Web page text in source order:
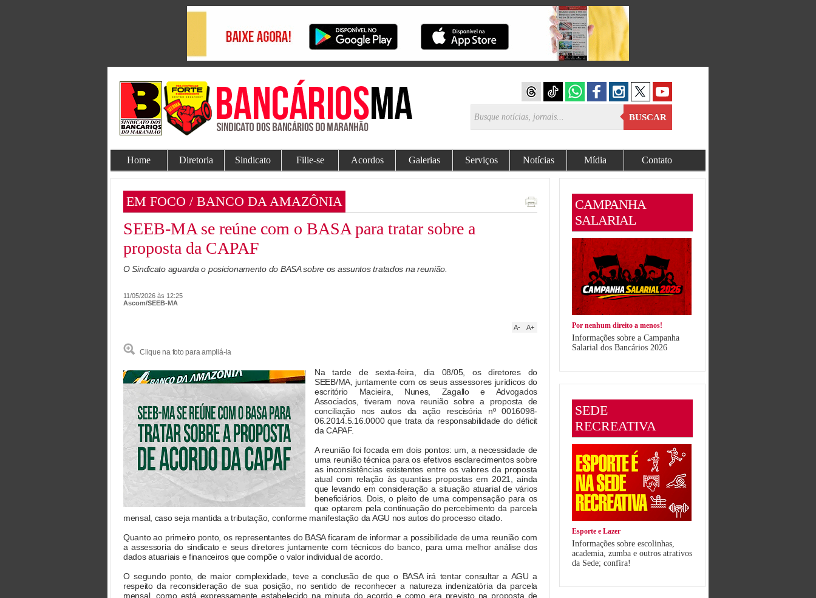
BUSCAR
Home Diretoria Sindicato Filie-se Acordos Galerias Serviços Notícias Mídia Contato
EM FOCO / BANCO DA AMAZÔNIA
SEEB-MA se reúne com o BASA para tratar sobre a
proposta da CAPAF
O Sindicato aguarda o posicionamento do BASA sobre os assuntos tratados na reunião.
11/05/2026 às 12:25
Ascom/SEEB-MA
A+
A-
Clique na foto para ampliá-la
Na tarde de sexta-feira, dia 08/05, os diretores do
SEEB/MA, juntamente com os seus assessores jurídicos do
escritório Macieira, Nunes, Zagallo e Advogados
Associados, tiveram nova reunião sobre a proposta de
conciliação nos autos da ação rescisória nº 0016098-
06.2014.5.16.0000 que trata da responsabilidade do déficit
da CAPAF.
A reunião foi focada em dois pontos: um, a necessidade de
uma reunião técnica para os efetivos esclarecimentos sobre
as inconsistências existentes entre os valores da proposta
atual com relação às quantias propostas em 2021, ainda
que levando em consideração a situação atuarial de vários
beneficiários. Dois, o pleito de uma compensação para os
que optarem pela continuação do percebimento da parcela
mensal, caso seja mantida a tributação, conforme manifestação da AGU nos autos do processo citado.
Quanto ao primeiro ponto, os representantes do BASA ficaram de informar a possibilidade de uma reunião com
a assessoria do sindicato e seus diretores juntamente com técnicos do banco, para uma melhor análise dos
dados atuariais e financeiros que compõe o valor individual de acordo.
O segundo ponto, de maior complexidade, teve a conclusão de que o BASA irá tentar consultar a AGU a
respeito da reconsideração de sua posição, no sentido de reconhecer a natureza indenizatória da parcela
mensal, como está expressamente estabelecido na minuta do acordo e como era previsto na proposta de
CAMPANHA
SALARIAL
Por nenhum direito a menos!
Informações sobre a Campanha
Salarial dos Bancários 2026
SEDE
RECREATIVA
Esporte e Lazer
Informações sobre escolinhas,
academia, zumba e outros atrativos
da Sede; confira!